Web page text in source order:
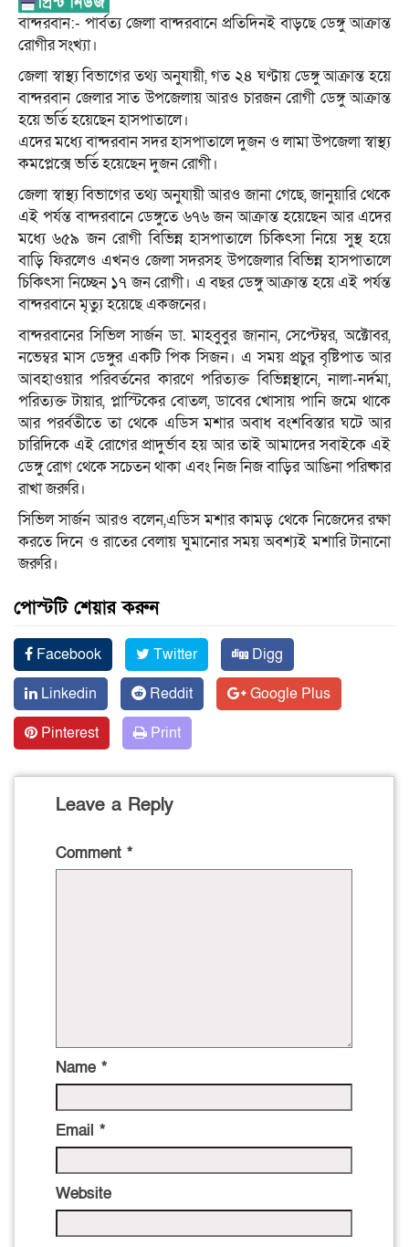
বান্দরবান:- পার্বত্য জেলা বান্দরবানে প্রতিদিনই বাড়ছে ডেঙ্গু আক্রান্ত
রোগীর সংখ্যা।
জেলা স্বাস্থ্য বিভাগের তথ্য অনুযায়ী, গত ২৪ ঘণ্টায় ডেঙ্গু আক্রান্ত হয়ে
বান্দরবান জেলার সাত উপজেলায় আরও চারজন রোগী ডেঙ্গু আক্রান্ত
হয়ে ভর্তি হয়েছেন হাসপাতালে।
এদের মধ্যে বান্দরবান সদর হাসপাতালে দুজন ও লামা উপজেলা স্বাস্থ্য
কমপ্লেক্সে ভর্তি হয়েছেন দুজন রোগী।
জেলা স্বাস্থ্য বিভাগের তথ্য অনুযায়ী আরও জানা গেছে, জানুয়ারি থেকে
এই পর্যন্ত বান্দরবানে ডেঙ্গুতে ৬৭৬ জন আক্রান্ত হয়েছেন আর এদের
মধ্যে ৬৫৯ জন রোগী বিভিন্ন হাসপাতালে চিকিৎসা নিয়ে সুস্থ হয়ে
বাড়ি ফিরলেও এখনও জেলা সদরসহ উপজেলার বিভিন্ন হাসপাতালে
চিকিৎসা নিচ্ছেন ১৭ জন রোগী। এ বছর ডেঙ্গু আক্রান্ত হয়ে এই পর্যন্ত
বান্দরবানে মৃত্যু হয়েছে একজনের।
বান্দরবানের সিভিল সার্জন ডা. মাহবুবুর জানান, সেপ্টেম্বর, অক্টোবর,
নভেম্বর মাস ডেঙ্গুর একটি পিক সিজন। এ সময় প্রচুর বৃষ্টিপাত আর
আবহাওয়ার পরিবর্তনের কারণে পরিত্যক্ত বিভিন্নস্থানে, নালা-নর্দমা,
পরিত্যক্ত টায়ার, প্লাস্টিকের বোতল, ডাবের খোসায় পানি জমে থাকে
আর পরর্বতীতে তা থেকে এডিস মশার অবাধ বংশবিস্তার ঘটে আর
চারিদিকে এই রোগের প্রাদুর্ভাব হয় আর তাই আমাদের সবাইকে এই
ডেঙ্গু রোগ থেকে সচেতন থাকা এবং নিজ নিজ বাড়ির আঙিনা পরিষ্কার
রাখা জরুরি।
সিভিল সার্জন আরও বলেন,এডিস মশার কামড় থেকে নিজেদের রক্ষা
করতে দিনে ও রাতের বেলায় ঘুমানোর সময় অবশ্যই মশারি টানানো
জরুরি।
পোস্টটি শেয়ার করুন
Facebook Twitter
Digg
Linkedin
Reddit
Google Plus
Pinterest
Print
Leave a Reply
Comment *
Name *
Email *
Website